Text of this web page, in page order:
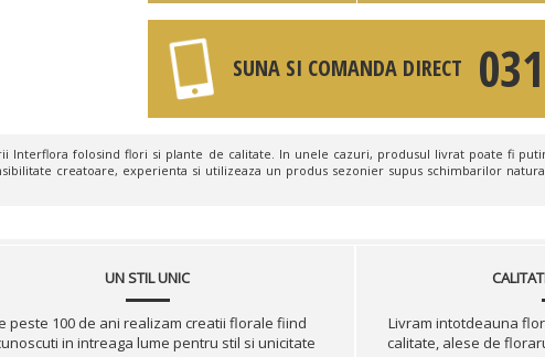
SUNA SI COMANDA DIRECT
Interflora folosind flori si plante de calitate. In unele cazuri, produsul livrat poate fi
creatoare, experienta si utilizeaza un produs sezonier supus schimbarilor
UN STIL UNIC
peste 100 de ani realizam creatii florale fiind
in intreaga lume pentru stil si unicitate
Livram intotdeauna
calitate, alese de